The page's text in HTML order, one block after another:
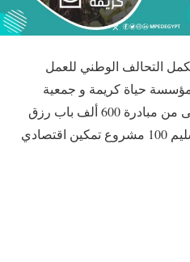
ش أ/ استكمل التحالف الوطني للعمل
مؤسسة حياة كريمة و جمعية
الأورمان فعاليات المرحلة الأولى من مبادرة 600 ألف باب رزق
بمحافظة بني سويف، وذلك لتسليم 100 مشروع تمكين اقتصادي